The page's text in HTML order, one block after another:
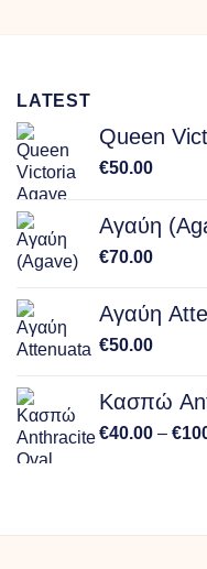
LATEST
Queen
€50.00
Αγαύη
€70.00
Αγαύη
€50.00
Κασπώ
€40.00 – €